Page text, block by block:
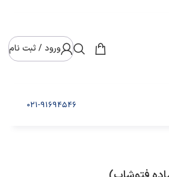
ورود / ثبت نام
021-91694546